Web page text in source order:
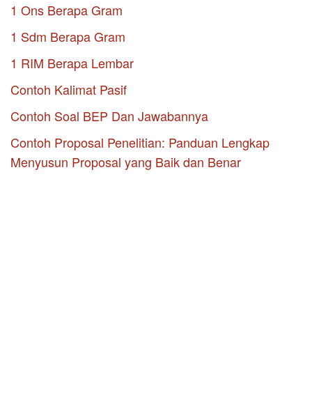
1 Ons Berapa Gram
1 Sdm Berapa Gram
1 RIM Berapa Lembar
Contoh Kalimat Pasif
Contoh Soal BEP Dan Jawabannya
Contoh Proposal Penelitian: Panduan Lengkap
Menyusun Proposal yang Baik dan Benar